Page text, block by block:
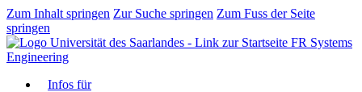
Zum Inhalt springen Zur Suche springen Zum Fuss der Seite
springen
FR Systems
Engineering
Infos für